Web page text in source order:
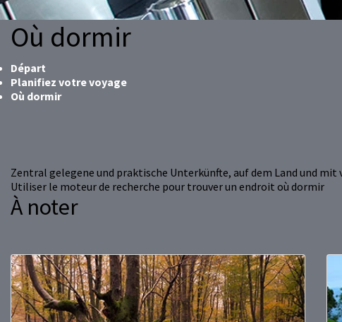
Où dormir
Départ
Planifiez votre voyage
Où dormir
Zentral gelegene und praktische Unterkünfte, auf dem Land und mit
Utiliser le moteur de recherche pour trouver un endroit où dormir
À noter